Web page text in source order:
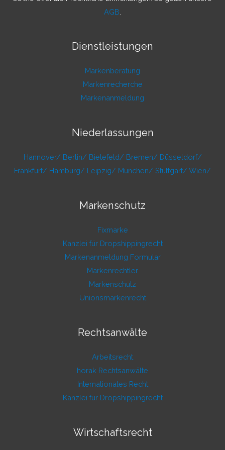
AGB
Dienstleistungen
Markenberatung
Markenrecherche
Markenanmeldung
Niederlassungen
Hannover/ Berlin/ Bielefeld/ Bremen/ Düsseldorf/
Frankfurt/ Hamburg/ Leipzig/ München/ Stuttgart/ Wien/
Markenschutz
Fixmarke
Kanzlei für Dropshippingrecht
Markenanmeldung Formular
Markenrechtler
Markenschutz
Unionsmarkenrecht
Rechtsanwälte
Arbeitsrecht
horak Rechtsanwälte
Internationales Recht
Kanzlei für Dropshippingrecht
Wirtschaftsrecht